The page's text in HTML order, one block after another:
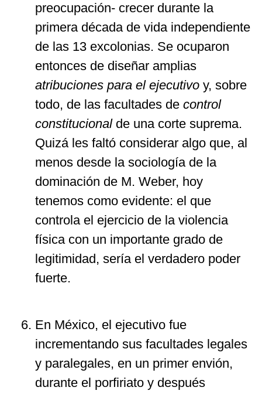
preocupación- crecer durante la
primera década de vida independiente
de las 13 excolonias. Se ocuparon
entonces de diseñar amplias
atribuciones para el ejecutivo y, sobre
todo, de las facultades de control
constitucionalde una corte suprema.
Quizá les faltó considerar algo que, al
menos desde la sociología de la
dominación de M. Weber, hoy
tenemos como evidente: el que
controla el ejercicio de la violencia
física con un importante grado de
legitimidad, sería el verdadero poder
fuerte.
En México, el ejecutivo fue
incrementando sus facultades legales
y paralegales, en un primer envión,
durante el porfiriato y después